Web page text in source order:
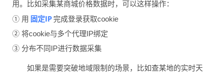
用。比如采集某商城价格数据时，可以这样操作：
① 用 固定IP完成登录获取cookie
② 将cookie与多个代理IP绑定
③ 分布不同IP进行数据采集
如果是需要突破地域限制的场景，比如查某地的实时天